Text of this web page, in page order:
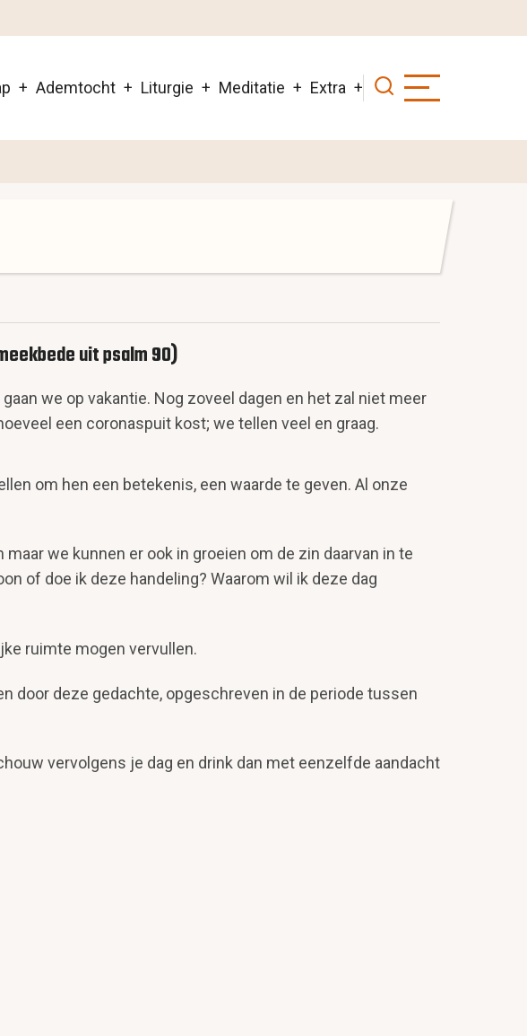
Ademtocht Liturgie Meditatie Extra
uit psalm 90)
we op vakantie. Nog zoveel dagen en het zal niet meer
een coronaspuit kost; we tellen veel en graag.
om hen een betekenis, een waarde te geven. Al onze
we kunnen er ook in groeien om de zin daarvan in te
of doe ik deze handeling? Waarom wil ik deze dag
ruimte mogen vervullen.
door deze gedachte, opgeschreven in de periode tussen
vervolgens je dag en drink dan met eenzelfde aandacht